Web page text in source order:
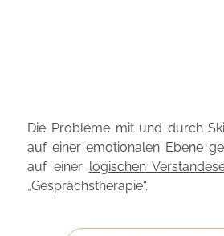
Die Probleme mit und durch
auf einer emotionalen Ebene
auf einer logischen
„Gesprächstherapie“.